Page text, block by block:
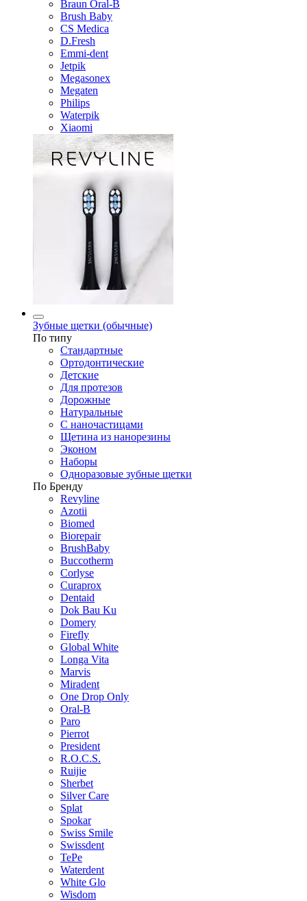
Braun Oral-B
Brush Baby
CS Medica
D.Fresh
Emmi-dent
Jetpik
Megasonex
Megaten
Philips
Waterpik
Xiaomi
Зубные щетки (обычные)
По типу
Стандартные
Ортодонтические
Детские
Для протезов
Дорожные
Натуральные
С наночастицами
Щетина из нанорезины
Эконом
Наборы
Одноразовые зубные щетки
По Бренду
Revyline
Azotii
Biomed
Biorepair
BrushBaby
Buccotherm
Corlyse
Curaprox
Dentaid
Dok Bau Ku
Domery
Firefly
Global White
Longa Vita
Marvis
Miradent
One Drop Only
Oral-B
Paro
Pierrot
President
R.O.C.S.
Ruijie
Sherbet
Silver Care
Splat
Spokar
Swiss Smile
Swissdent
TePe
Waterdent
White Glo
Wisdom